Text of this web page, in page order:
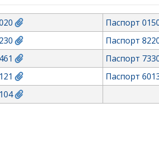
Паспорт
Паспорт
Паспорт
Паспорт